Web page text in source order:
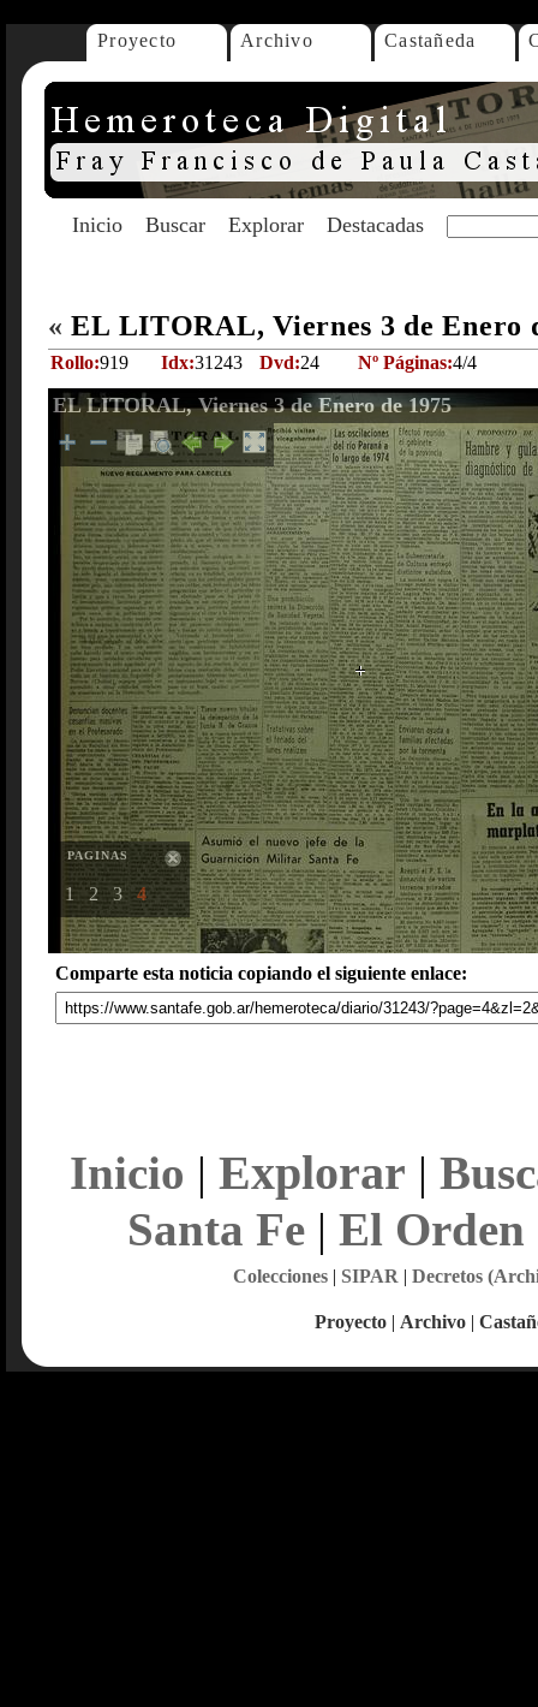
Proyecto Archivo Castañeda
Inicio Buscar Explorar Destacadas
« EL LITORAL, Viernes 3 de Enero
Rollo:919 Idx:31243 Dvd:24 Nº Páginas:4/4
EL LITORAL, Viernes 3 de Enero de 1975
PAGINAS
1 2 3 4
Comparte esta noticia copiando el siguiente enlace:
Inicio | Explorar |
Santa Fe| El Orden
Colecciones| SIPAR | Decretos
Proyecto | Archivo |